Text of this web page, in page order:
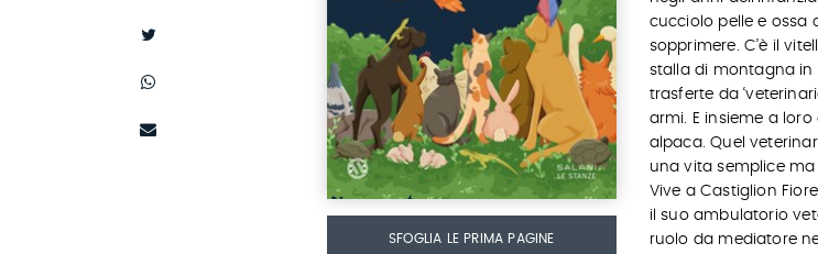
SFOGLIA LE PRIMA PAGINE
cucciolo pelle e ossa
sopprimere. C’è il
stalla di montagna in
trasferte da
armi. E insieme a
alpaca. Quel
una vita semplice
Vive a Castiglion
il suo ambulatorio
ruolo da mediatore